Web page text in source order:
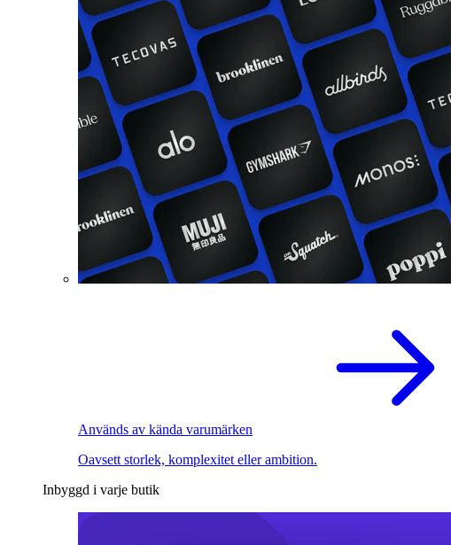
Används av kända varumärken
Oavsett storlek, komplexitet eller ambition.
Inbyggd i varje butik